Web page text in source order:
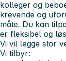
kolleger og
krevende og
måte. Du kan
er fleksibel og
Vi vil legge stor
Vi tilbyr: